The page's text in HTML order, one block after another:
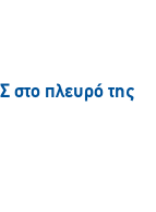
στο πλευρό της